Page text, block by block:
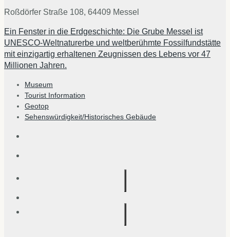
Roßdörfer Straße 108, 64409 Messel
Ein Fenster in die Erdgeschichte: Die Grube Messel ist
UNESCO-Weltnaturerbe und weltberühmte Fossilfundstätte
mit einzigartig erhaltenen Zeugnissen des Lebens vor 47
Millionen Jahren.
Museum
Tourist Information
Geotop
Sehenswürdigkeit/Historisches Gebäude